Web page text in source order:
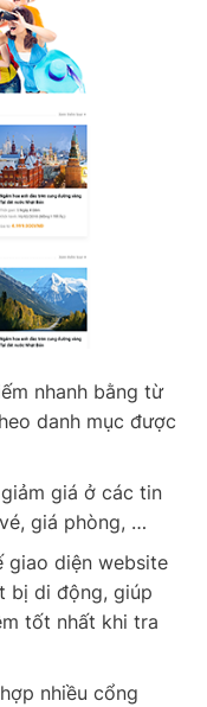
nhanh bằng từ
danh mục được
giá ở các tin
giá phòng, …
diện website
bị di động, giúp
tốt nhất khi tra
nhiều cổng